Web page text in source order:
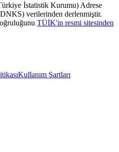
İstatistik Kurumu) Adrese
verilerinden derlenmiştir.
TÜİK'in resmi sitesinden
Kullanım Şartları